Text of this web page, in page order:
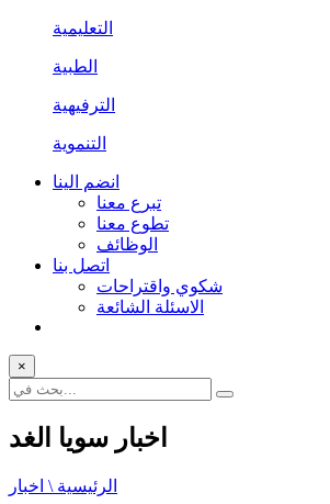
التعليمية
الطبية
الترفيهية
التنموية
انضم الينا
تبرع معنا
تطوع معنا
الوظائف
اتصل بنا
شكوي واقتراحات
الاسئلة الشائعة
×
اخبار سويا الغد
الرئيسية \ اخبار